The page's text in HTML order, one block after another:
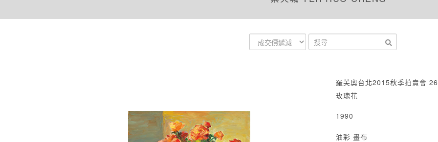
羅芙奧台北2015秋季拍賣會
玫瑰花
1990
油彩 畫布